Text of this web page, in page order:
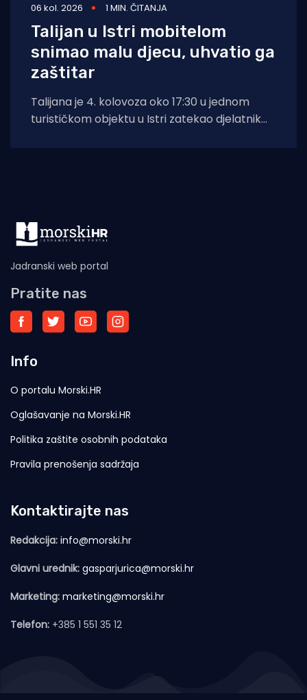
06 kol. 2026 1 MIN. ČITANJA
Talijan u Istri mobitelom
snimao malu djecu, uhvatio ga
zaštitar
Talijana je 4. kolovoza oko 17:30 u jednom
turističkom objektu u Istri zatekao djelatnik
Jadranski web portal
Pratite nas
Info
O portalu Morski.HR
Oglašavanje na Morski.HR
Politika zaštite osobnih podataka
Pravila prenošenja sadržaja
Kontaktirajte nas
Redakcija: info@morski.hr
Glavni urednik: gasparjurica@morski.hr
Marketing: marketing@morski.hr
Telefon: +385 1 551 35 12